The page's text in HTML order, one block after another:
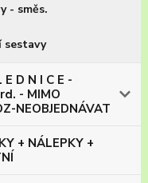
- směs.
sestavy
E D N I C E -
- MIMO
NEOBJEDNÁVAT
+ NÁLEPKY +